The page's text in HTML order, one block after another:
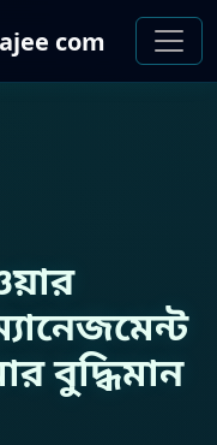
com
বুদ্ধিমান